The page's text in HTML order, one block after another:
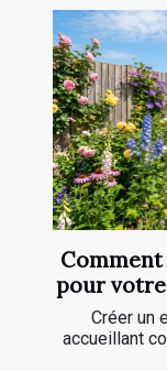
pour
Créer un
accueillant